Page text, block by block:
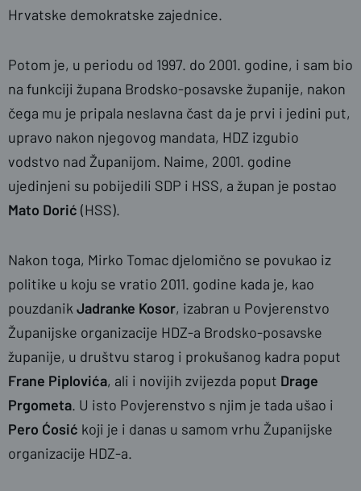
Hrvatske demokratske zajednice.
Potom je, u periodu od 1997. do 2001. godine, i sam bio
na funkciji župana Brodsko-posavske županije, nakon
čega mu je pripala neslavna čast da je prvi i jedini put,
upravo nakon njegovog mandata, HDZ izgubio
vodstvo nad Županijom. Naime, 2001. godine
ujedinjeni su pobijedili SDP i HSS, a župan je postao
Mato Dorić (HSS).
Nakon toga, Mirko Tomac djelomično se povukao iz
politike u koju se vratio 2011. godine kada je, kao
pouzdanik Jadranke Kosor, izabran u Povjerenstvo
Županijske organizacije HDZ-a Brodsko-posavske
županije, u društvu starog i prokušanog kadra poput
Frane Piplovića, ali i novijih zvijezda poput Drage
Prgometa. U isto Povjerenstvo s njim je tada ušao i
Pero Ćosić koji je i danas u samom vrhu Županijske
organizacije HDZ-a.